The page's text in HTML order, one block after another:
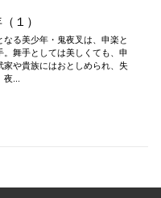
１）
なる美少年・鬼夜叉は、申楽と
。舞手としては美しくても、申
家や貴族にはおとしめられ、失
夜...